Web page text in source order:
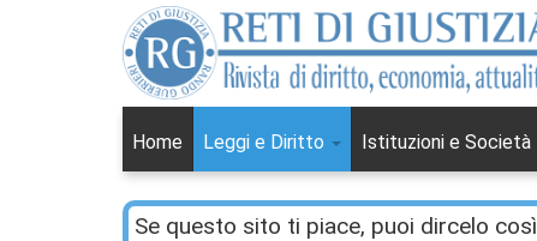
Home Leggi e Diritto Istituzioni e Società
Se questo sito ti piace, puoi dircelo così